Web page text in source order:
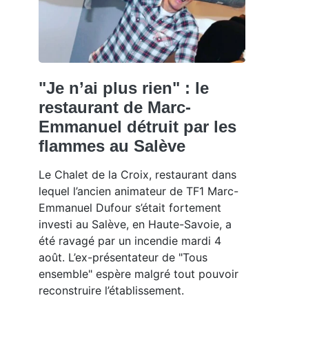
"Je n’ai plus rien" : le
restaurant de Marc-
Emmanuel détruit par les
flammes au Salève
Le Chalet de la Croix, restaurant dans
lequel l’ancien animateur de TF1 Marc-
Emmanuel Dufour s’était fortement
investi au Salève, en Haute-Savoie, a
été ravagé par un incendie mardi 4
août. L’ex-présentateur de "Tous
ensemble" espère malgré tout pouvoir
reconstruire l’établissement.